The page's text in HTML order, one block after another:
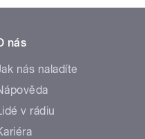
nás
nás naladíte
v rádiu